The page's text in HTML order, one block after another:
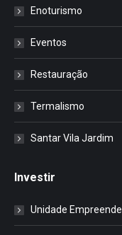
Enoturismo
Eventos
Restauração
Termalismo
Santar Vila Jardim
Investir
Unidade Empreende